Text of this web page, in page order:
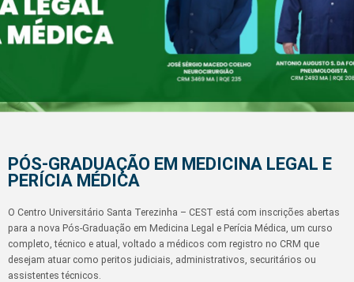
PÓS-GRADUAÇÃO EM MEDICINA LEGAL E
PERÍCIA MÉDICA
O Centro Universitário Santa Terezinha – CEST está com inscrições abertas
para a nova Pós-Graduação em Medicina Legal e Perícia Médica, um curso
completo, técnico e atual, voltado a médicos com registro no CRM que
desejam atuar como peritos judiciais, administrativos, securitários ou
assistentes técnicos.